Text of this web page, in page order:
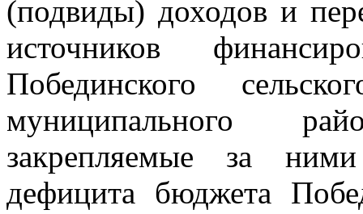
(подвиды) доходов и
источников
Побединского
муниципального
закрепляемые за
дефицита бюджета